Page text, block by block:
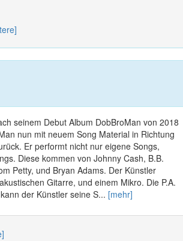
seinem Debut Album DobBroMan von 2018
nun mit neuem Song Material in Richtung
Er performt nicht nur eigene Songs,
Diese kommen von Johnny Cash, B.B.
Petty, und Bryan Adams. Der Künstler
Gitarre, und einem Mikro. Die P.A.
der Künstler seine S... [mehr]